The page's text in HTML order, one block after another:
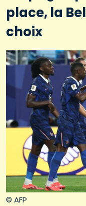
© AFP
place, la
choix